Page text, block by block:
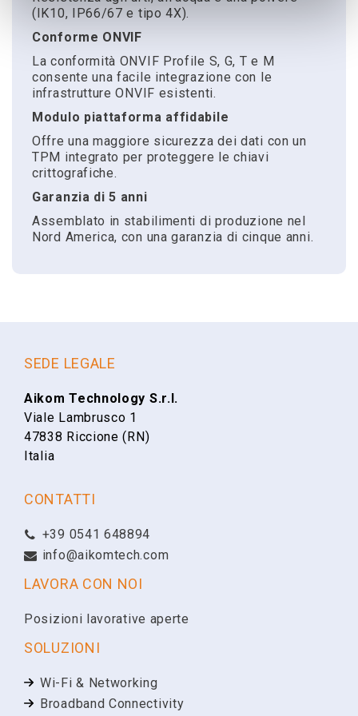
(IK10, IP66/67 e tipo 4X).
Conforme ONVIF
La conformità ONVIF Profile S, G, T e M
consente una facile integrazione con le
infrastrutture ONVIF esistenti.
Modulo piattaforma affidabile
Offre una maggiore sicurezza dei dati con un
TPM integrato per proteggere le chiavi
crittografiche.
Garanzia di 5 anni
Assemblato in stabilimenti di produzione nel
Nord America, con una garanzia di cinque anni.
SARIX PRO
Nome
Cognome
SEDE LEGALE
Aikom Technology S.r.l.
Viale Lambrusco 1
47838 Riccione (RN)
Italia
CONTATTI
+39 0541 648894
info@aikomtech.com
LAVORA CON NOI
Posizioni lavorative aperte
SOLUZIONI
Wi-Fi & Networking
Broadband Connectivity